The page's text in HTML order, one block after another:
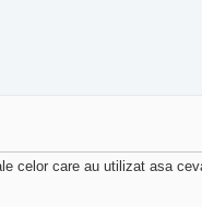
celor care au utilizat asa